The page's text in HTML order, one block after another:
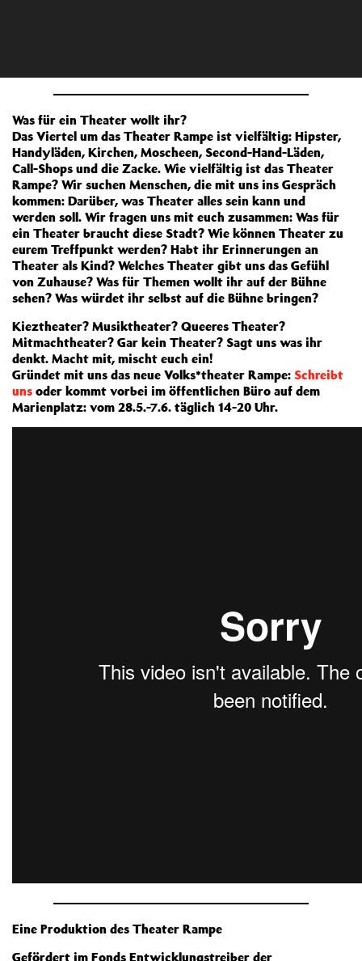
Was für ein Theater wollt ihr?
Das Viertel um das Theater Rampe ist vielfältig: Hipster,
Handyläden, Kirchen, Moscheen, Second-Hand-Läden,
Call-Shops und die Zacke. Wie vielfältig ist das Theater
Rampe? Wir suchen Menschen, die mit uns ins Gespräch
kommen: Darüber, was Theater alles sein kann und
werden soll. Wir fragen uns mit euch zusammen: Was für
ein Theater braucht diese Stadt? Wie können Theater zu
eurem Treffpunkt werden? Habt ihr Erinnerungen an
Theater als Kind? Welches Theater gibt uns das Gefühl
von Zuhause? Was für Themen wollt ihr auf der Bühne
sehen? Was würdet ihr selbst auf die Bühne bringen?
Kieztheater? Musiktheater? Queeres Theater?
Mitmachtheater? Gar kein Theater? Sagt uns was ihr
denkt. Macht mit, mischt euch ein!
Gründet mit uns das neue Volks*theater Rampe: Schreibt
uns oder kommt vorbei im öffentlichen Büro auf dem
Marienplatz: vom 28.5.-7.6. täglich 14-20 Uhr.
Eine Produktion des Theater Rampe
Gefördert im Fonds Entwicklungstreiber der